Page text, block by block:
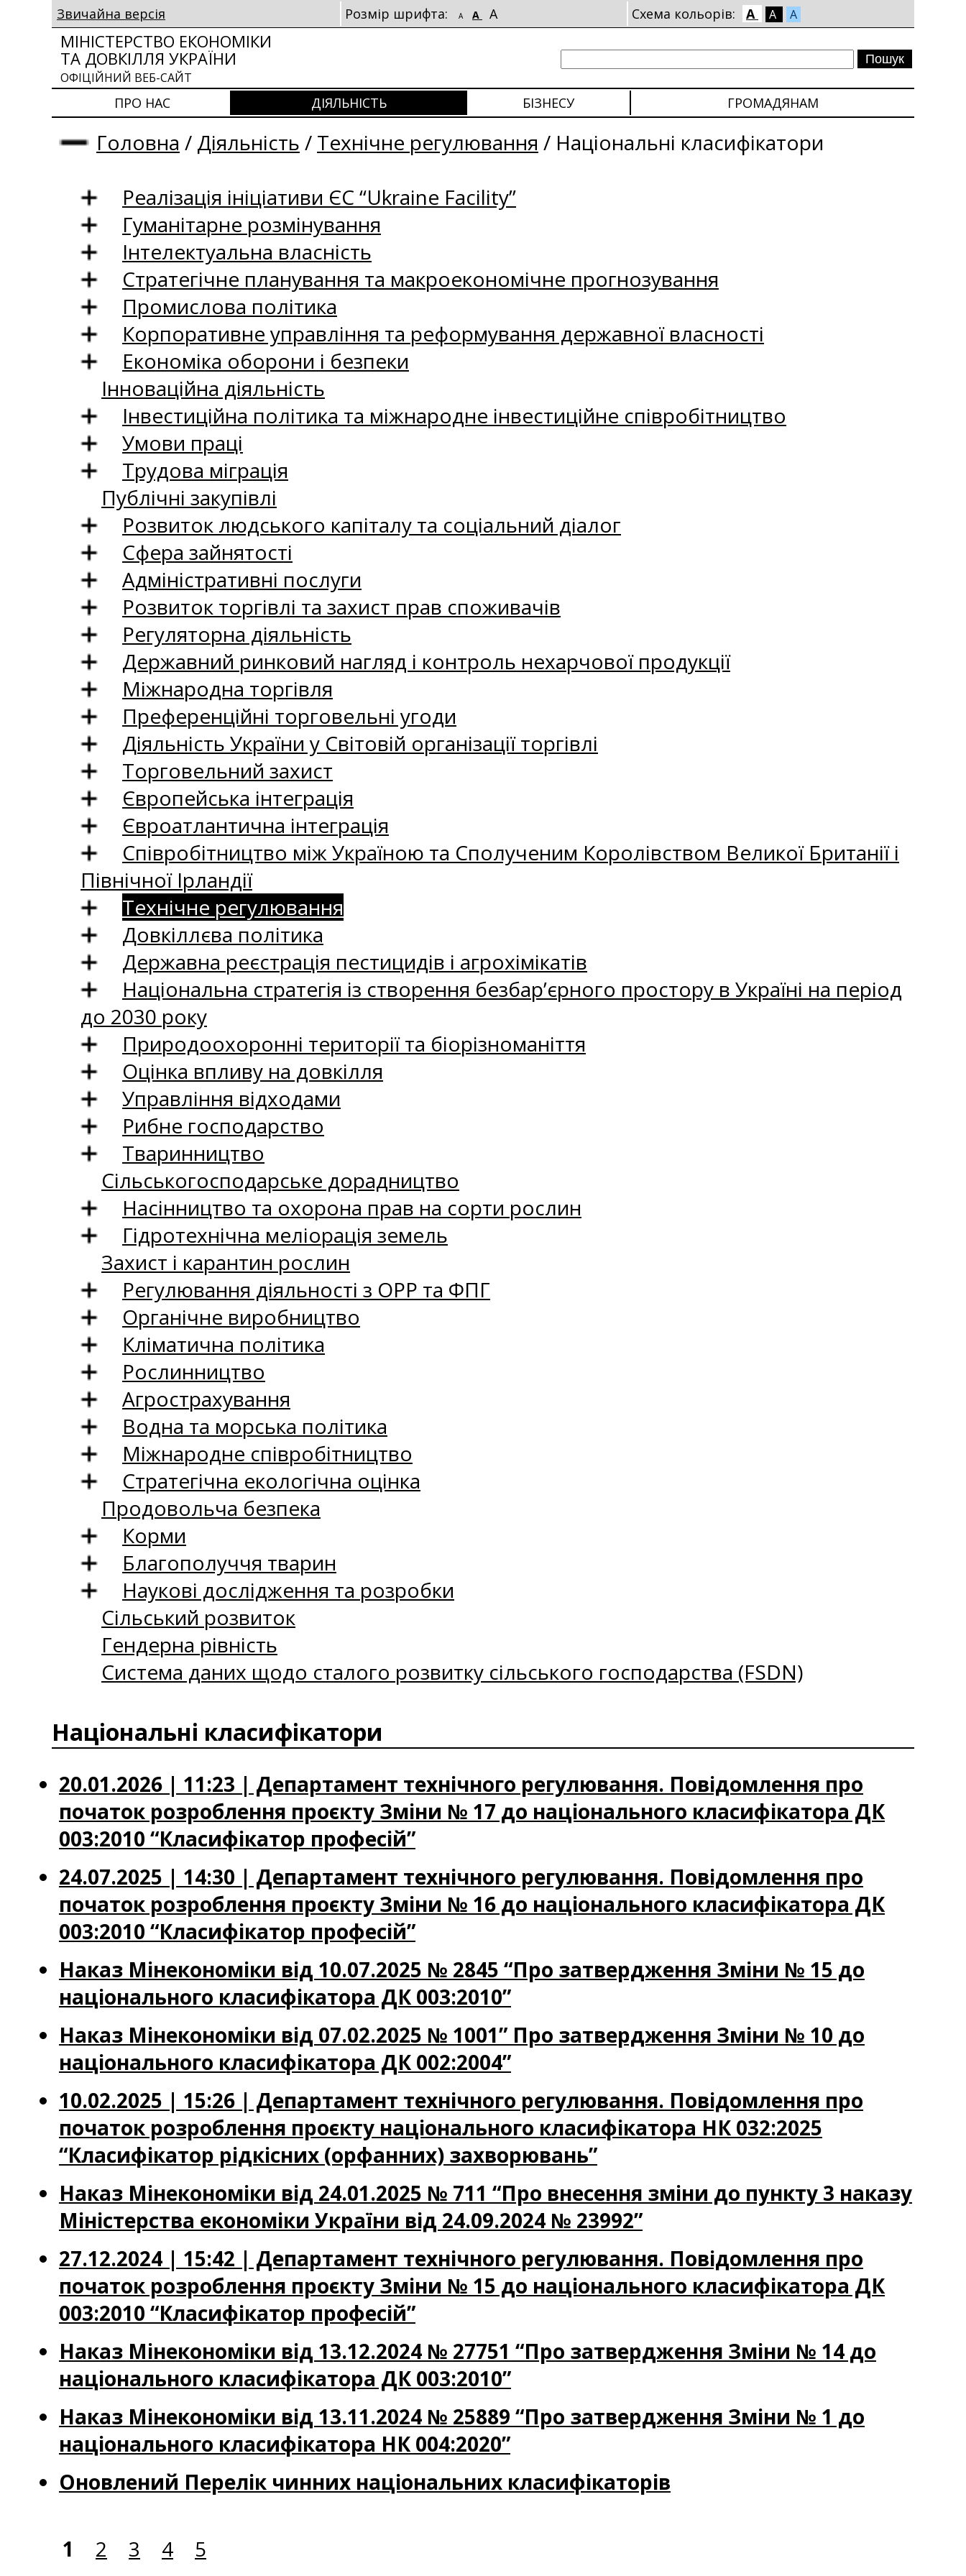
Звичайна версія Розмір шрифта: A A A Схема кольорів: A A A
МІНІСТЕРСТВО ЕКОНОМІКИ
ТА ДОВКІЛЛЯ УКРАЇНИ
ОФІЦІЙНИЙ ВЕБ-САЙТ
ПРО НАС ДІЯЛЬНІСТЬ БІЗНЕСУ ГРОМАДЯНАМ
Головна / Діяльність / Технічне регулювання / Національні класифікатори
Реалізація ініціативи ЄС “Ukraine Facility”
Гуманітарне розмінування
Інтелектуальна власність
Стратегічне планування та макроекономічне прогнозування
Промислова політика
Корпоративне управління та реформування державної власності
Економіка оборони і безпеки
Інноваційна діяльність
Інвестиційна політика та міжнародне інвестиційне співробітництво
Умови праці
Трудова міграція
Публічні закупівлі
Розвиток людського капіталу та соціальний діалог
Сфера зайнятості
Адміністративні послуги
Розвиток торгівлі та захист прав споживачів
Регуляторна діяльність
Державний ринковий нагляд і контроль нехарчової продукції
Міжнародна торгівля
Преференційні торговельні угоди
Діяльність України у Світовій організації торгівлі
Торговельний захист
Європейська інтеграція
Євроатлантична інтеграція
Співробітництво між Україною та Сполученим Королівством Великої Британії і
Північної Ірландії
Технічне регулювання
Довкіллєва політика
Державна реєстрація пестицидів і агрохімікатів
Національна стратегія із створення безбар’єрного простору в Україні на період
до 2030 року
Природоохоронні території та біорізноманіття
Оцінка впливу на довкілля
Управління відходами
Рибне господарство
Тваринництво
Сільськогосподарське дорадництво
Насінництво та охорона прав на сорти рослин
Гідротехнічна меліорація земель
Захист і карантин рослин
Регулювання діяльності з ОРР та ФПГ
Органічне виробництво
Кліматична політика
Рослинництво
Агрострахування
Водна та морська політика
Міжнародне співробітництво
Стратегічна екологічна оцінка
Продовольча безпека
Корми
Благополуччя тварин
Наукові дослідження та розробки
Сільський розвиток
Гендерна рівність
Система даних щодо сталого розвитку сільського господарства (FSDN)
Національні класифікатори
20.01.2026 | 11:23 | Департамент технічного регулювання. Повідомлення про
початок розроблення проєкту Зміни № 17 до національного класифікатора ДК
003:2010 “Класифікатор професій”
24.07.2025 | 14:30 | Департамент технічного регулювання. Повідомлення про
початок розроблення проєкту Зміни № 16 до національного класифікатора ДК
003:2010 “Класифікатор професій”
Наказ Мінекономіки від 10.07.2025 № 2845 “Про затвердження Зміни № 15 до
національного класифікатора ДК 003:2010”
Наказ Мінекономіки від 07.02.2025 № 1001” Про затвердження Зміни № 10 до
національного класифікатора ДК 002:2004”
10.02.2025 | 15:26 | Департамент технічного регулювання. Повідомлення про
початок розроблення проєкту національного класифікатора НК 032:2025
“Класифікатор рідкісних (орфанних) захворювань”
Наказ Мінекономіки від 24.01.2025 № 711 “Про внесення зміни до пункту 3 наказу
Міністерства економіки України від 24.09.2024 № 23992”
27.12.2024 | 15:42 | Департамент технічного регулювання. Повідомлення про
початок розроблення проєкту Зміни № 15 до національного класифікатора ДК
003:2010 “Класифікатор професій”
Наказ Мінекономіки від 13.12.2024 № 27751 “Про затвердження Зміни № 14 до
національного класифікатора ДК 003:2010”
Наказ Мінекономіки від 13.11.2024 № 25889 “Про затвердження Зміни № 1 до
національного класифікатора НК 004:2020”
Оновлений Перелік чинних національних класифікаторів
1 2 3 4 5